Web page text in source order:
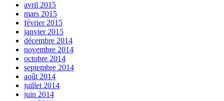
avril 2015
mars 2015
février 2015
janvier 2015
décembre 2014
novembre 2014
octobre 2014
septembre 2014
août 2014
juillet 2014
juin 2014